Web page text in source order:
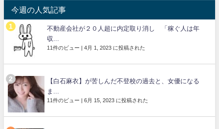
今週の人気記事
不動産会社が２０人超に内定取り消し 「稼ぐ人は年
収...
11件のビュー 4月 1, 2023 に投稿された
【白石麻衣】が苦しんだ不登校の過去と、女優になる
ま...
11件のビュー 6月 15, 2023 に投稿された